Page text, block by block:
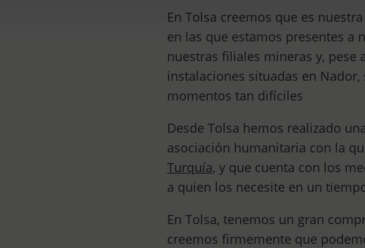
En Tolsa creemos que es
en las que estamos presentes a
nuestras filiales mineras y,
instalaciones situadas en
momentos tan difíciles
Desde Tolsa hemos realizado
asociación humanitaria con la
Turquía, y que cuenta con los
a quien los necesite en un
En Tolsa, tenemos un gran
creemos firmemente que